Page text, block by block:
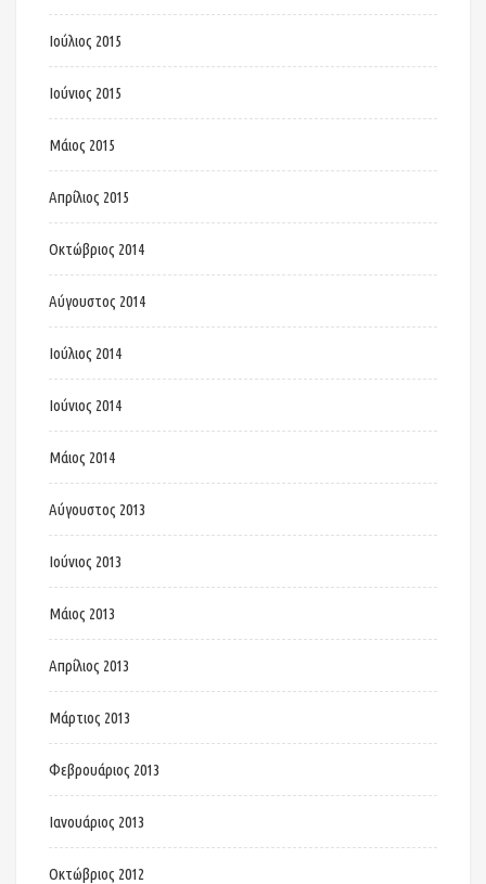
Ιούλιος 2015
Ιούνιος 2015
Μάιος 2015
Απρίλιος 2015
Οκτώβριος 2014
Αύγουστος 2014
Ιούλιος 2014
Ιούνιος 2014
Μάιος 2014
Αύγουστος 2013
Ιούνιος 2013
Μάιος 2013
Απρίλιος 2013
Μάρτιος 2013
Φεβρουάριος 2013
Ιανουάριος 2013
Οκτώβριος 2012